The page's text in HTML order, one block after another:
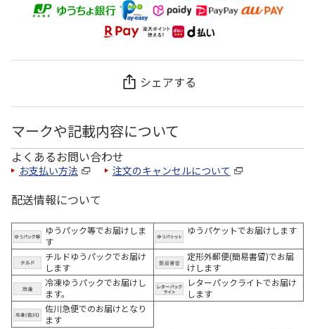
シェアする
マークや記載内容について
よくあるお問い合わせ
お支払い方法 注文のキャンセルについて
配送情報について
ゆうパック等でお届けしま
す
ゆうパケットでお届けします
チルドゆうパックでお届け
します
定形外郵便(簡易書留)でお届
けします
冷凍ゆうパックでお届けし
ます。
レターパックライトでお届け
します
佐川急便でのお届けとなり
ます